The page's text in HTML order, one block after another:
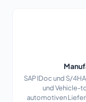
SAP IDoc und S/
und Vehicle-
automotiven